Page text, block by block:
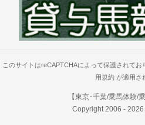
このサイトはreCAPTCHAによって保護されてお
用規約 が適用さ
【東京･千葉/乗馬体験/
Copyright 2006 -2026